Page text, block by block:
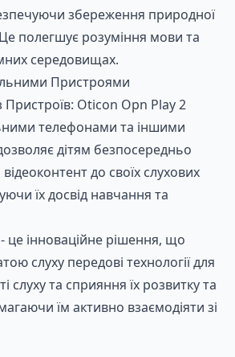
збереження природної
полегшує розуміння мови та
середовищах.
Пристроями
Пристроїв: Oticon Opn Play 2
телефонами та іншими
дітям безпосередньо
відеоконтент до своїх слухових
їх досвід навчання та
це інноваційне рішення, що
слуху передові технології для
слуху та сприяння їх розвитку та
їм активно взаємодіяти зі
Замовити